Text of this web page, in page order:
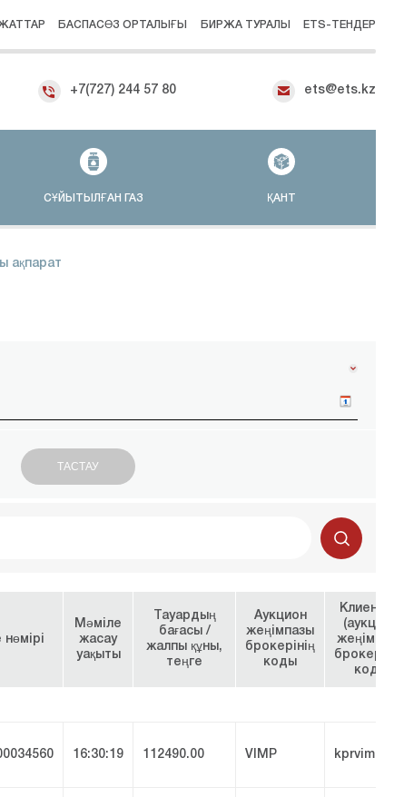
БАСПАСӨЗ ОРТАЛЫҒЫ БИРЖА ТУРАЛЫ ETS-ТЕНДЕР
+7(727) 244 57 80 ets@ets.kz
СҰЙЫТЫЛҒАН ГАЗ ҚАНТ
ақпарат
Мәміле
жасау
уақыты
Тауардың
бағасы /
жалпы құны,
теңге
Аукцион
жеңімпазы
брокерінің
коды
коды
16:30:19 112490.00 VIMP kprvimp